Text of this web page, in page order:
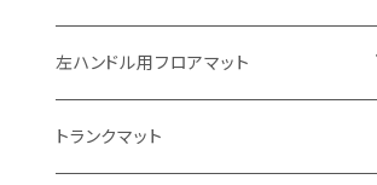
スズキ
カワサキ
トヨタ
日産
左ハンドル用フロアマット
トヨタ
トランクマット